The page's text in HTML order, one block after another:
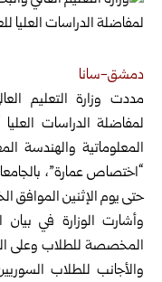
دمشق-سانا
مددت وزارة التعليم
لمفاضلة الدراسات العليا
المعلوماتية والهندسة
حتى يوم الإثنين الموافق
وأشارت الوزارة في
المخصصة للطلاب وعلى
والأجانب للطلاب